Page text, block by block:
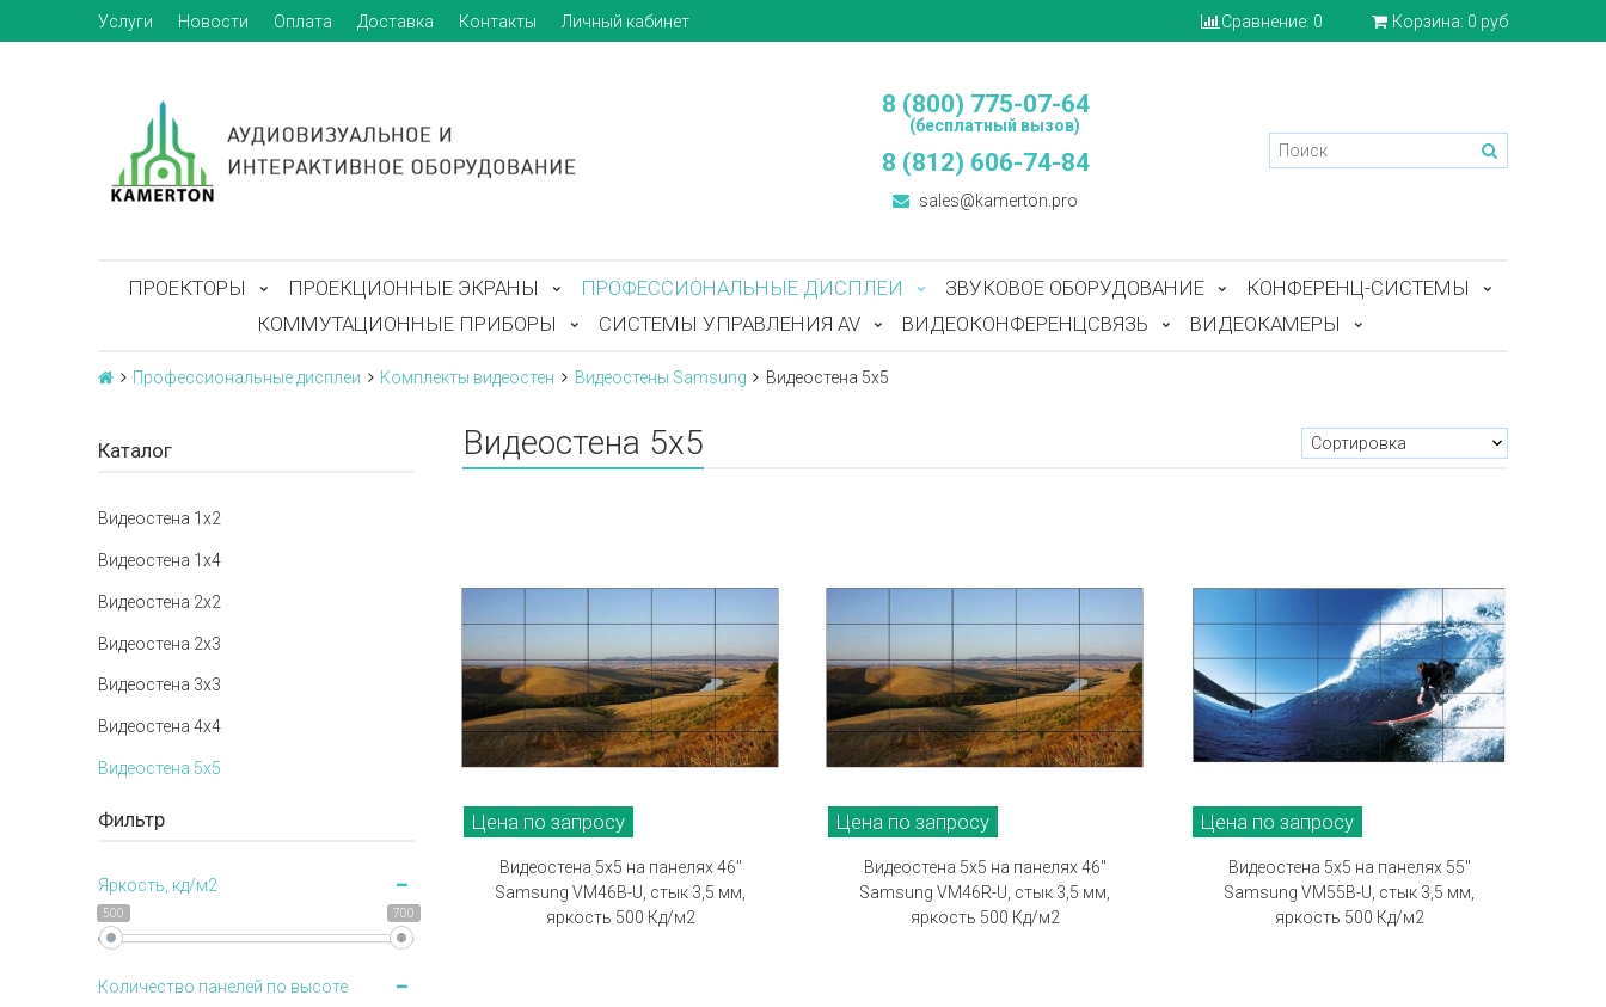
Услуги Новости Оплата Доставка Контакты Личный кабинет Сравнение: 0 Корзина: 0 руб
8 (800) 775-07-64
(бесплатный вызов)
8 (812) 606-74-84
sales@kamerton.pro
ПРОЕКТОРЫ ПРОЕКЦИОННЫЕ ЭКРАНЫ ПРОФЕССИОНАЛЬНЫЕ ДИСПЛЕИ ЗВУКОВОЕ ОБОРУДОВАНИЕ
КОНФЕРЕНЦ-СИСТЕМЫ
КОММУТАЦИОННЫЕ ПРИБОРЫ
СИСТЕМЫ УПРАВЛЕНИЯ AV ВИДЕОКОНФЕРЕНЦСВЯЗЬ ВИДЕОКАМЕРЫ
Профессиональные дисплеи Комплекты видеостен Видеостены Samsung Видеостена 5x5
Каталог
Видеостена 1x2
Видеостена 1x4
Видеостена 2x2
Видеостена 2х3
Видеостена 3x3
Видеостена 4x4
Видеостена 5x5
Фильтр
Яркость, кд/м2
500 700
Количество панелей по высоте
Видеостена 5x5
Цена по запросу
Видеостена 5х5 на панелях 46"
Samsung VM46B-U, стык 3,5 мм,
яркость 500 Кд/м2
Цена по запросу
Видеостена 5х5 на панелях 46"
Samsung VM46R-U, стык 3,5 мм,
яркость 500 Кд/м2
Цена по запросу
Видеостена 5х5 на панелях 55"
Samsung VM55B-U, стык 3,5 мм,
яркость 500 Кд/м2